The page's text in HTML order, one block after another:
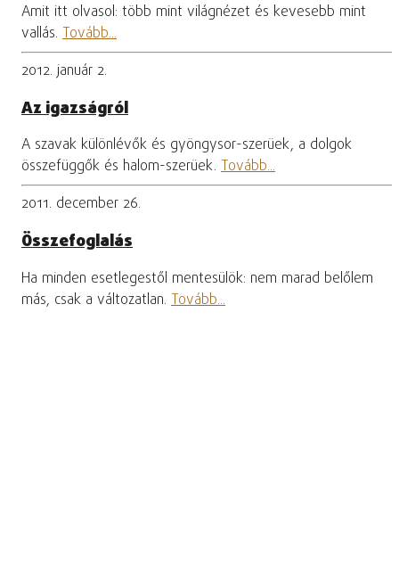
Amit itt olvasol: több mint világnézet és kevesebb mint
vallás. Tovább...
2012. január 2.
Az igazságról
A szavak különlévők és gyöngysor-szerüek, a dolgok
összefüggők és halom-szerüek. Tovább...
2011. december 26.
Összefoglalás
Ha minden esetlegestől mentesülök: nem marad belőlem
más, csak a változatlan. Tovább...